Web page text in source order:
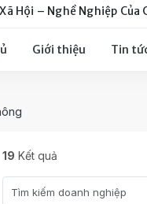
Hội – Nghề Nghiệp
Giới thiệu Tin
19 Kết quả